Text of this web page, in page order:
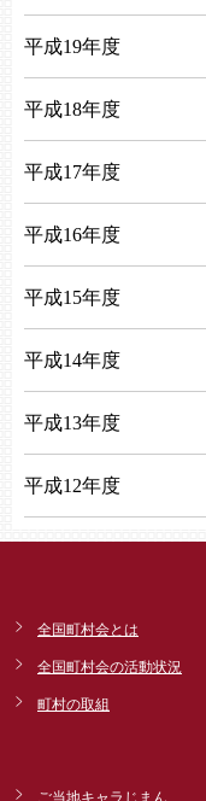
平成19年度
平成18年度
平成17年度
平成16年度
平成15年度
平成14年度
平成13年度
平成12年度
全国町村会とは
全国町村会の活動状況
町村の取組
ご当地キャラじまん